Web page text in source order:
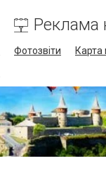
Реклама
Фотозвіти Карта